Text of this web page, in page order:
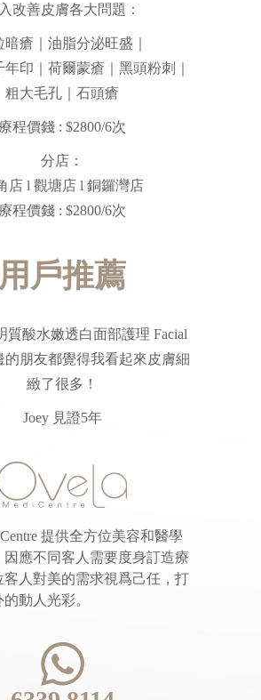
改善皮膚各大問題：
暗瘡｜油脂分泌旺盛｜
年印｜荷爾蒙瘡｜黑頭粉刺｜
粗大毛孔｜石頭瘡
程價錢 : $2800/6次
分店：
店 l 觀塘店 l 銅鑼灣店
程價錢 : $2800/6次
用戶推薦
質酸水嫩透白面部護理 Facial
的朋友都覺得我看起來皮膚細
緻了很多！
Joey 見證5年
提供全方位美容和醫學
因應不同客人需要度身訂造療
客人對美的需求視爲己任，打
動人光彩。